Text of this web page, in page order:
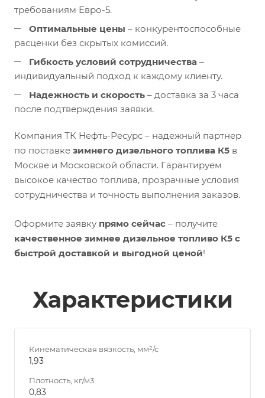
требованиям Евро-5.
Оптимальные цены – конкурентоспособные
расценки без скрытых комиссий.
Гибкость условий сотрудничества –
индивидуальный подход к каждому клиенту.
Надежность и скорость – доставка за 3 часа
после подтверждения заявки.
Компания ТК Нефть-Ресурс – надежный партнер
по поставке зимнего дизельного топлива К5 в
Москве и Московской области. Гарантируем
высокое качество топлива, прозрачные условия
сотрудничества и точность выполнения заказов.
Оформите заявку прямо сейчас – получите
качественное зимнее дизельное топливо К5 с
быстрой доставкой и выгодной ценой!
Характеристики
Кинематическая вязкость, мм²/с
1,93
Плотность, кг/м3
0,83